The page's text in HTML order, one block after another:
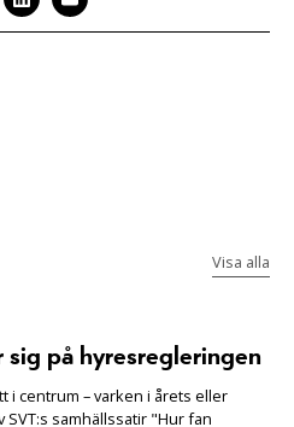
Visa alla
sig på hyresregleringen
i centrum – varken i årets eller
SVT:s samhällssatir "Hur fan